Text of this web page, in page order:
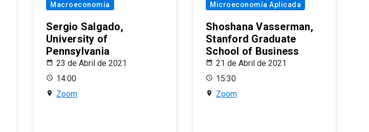
Macroeconomía
Sergio Salgado,
University of
Pennsylvania
23 de Abril de 2021
14:00
Zoom
Microeconomía Aplicada
Shoshana Vasserman,
Stanford Graduate
School of Business
21 de Abril de 2021
15:30
Zoom